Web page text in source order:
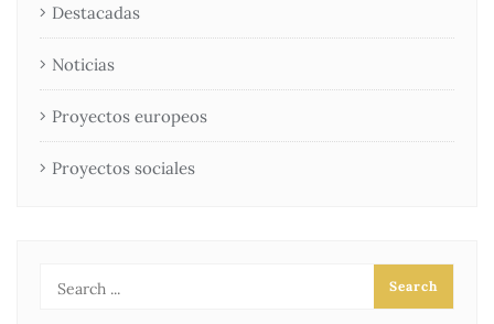
Destacadas
Noticias
Proyectos europeos
Proyectos sociales